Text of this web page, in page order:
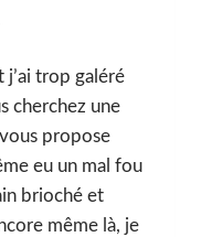
trop galéré
cherchez une
propose
eu un mal fou
brioché et
même là, je